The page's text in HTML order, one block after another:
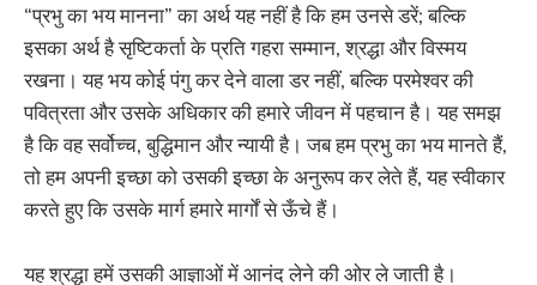
“प्रभु का भय मानना” का अर्थ यह नहीं है कि हम उनसे डरें; बल्कि
इसका अर्थ है सृष्टिकर्ता के प्रति गहरा सम्मान, श्रद्धा और विस्मय
रखना। यह भय कोई पंगु कर देने वाला डर नहीं, बल्कि परमेश्वर की
पवित्रता और उसके अधिकार की हमारे जीवन में पहचान है। यह समझ
है कि वह सर्वोच्च, बुद्धिमान और न्यायी है। जब हम प्रभु का भय मानते हैं,
तो हम अपनी इच्छा को उसकी इच्छा के अनुरूप कर लेते हैं, यह स्वीकार
करते हुए कि उसके मार्ग हमारे मार्गों से ऊँचे हैं।
यह श्रद्धा हमें उसकी आज्ञाओं में आनंद लेने की ओर ले जाती है।